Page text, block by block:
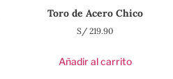
Toro de Acero Chico
S/ 219.90
Añadir al carrito